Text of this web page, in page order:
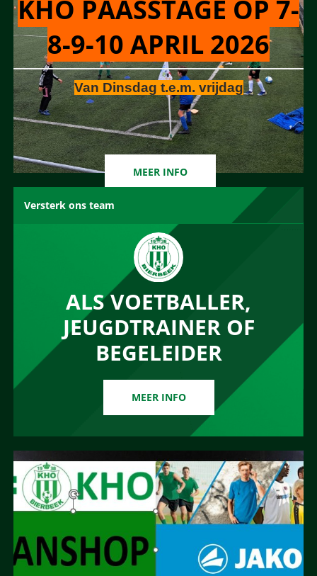
KHO PAASSTAGE OP 7-
8-9-10 APRIL 2026
Van Dinsdag t.e.m. vrijdag
MEER INFO
Versterk ons team
ALS VOETBALLER,
JEUGDTRAINER OF
BEGELEIDER
MEER INFO